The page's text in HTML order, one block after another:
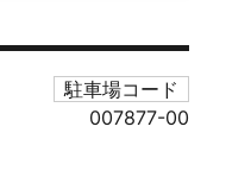
駐車場コード
007877-00